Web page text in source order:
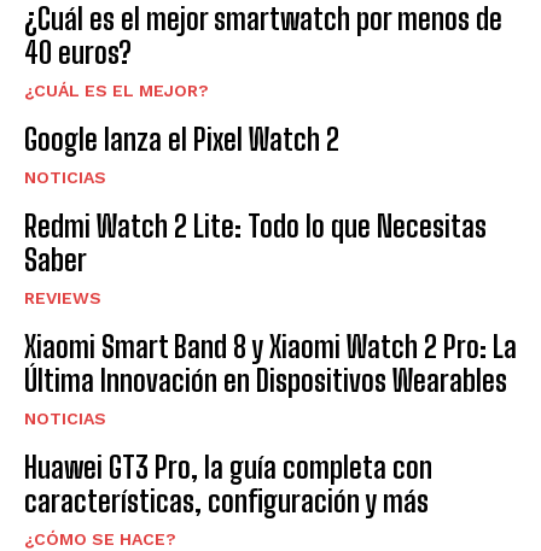
¿Cuál es el mejor smartwatch por menos de
40 euros?
¿CUÁL ES EL MEJOR?
Google lanza el Pixel Watch 2
NOTICIAS
Redmi Watch 2 Lite: Todo lo que Necesitas
Saber
REVIEWS
Xiaomi Smart Band 8 y Xiaomi Watch 2 Pro: La
Última Innovación en Dispositivos Wearables
NOTICIAS
Huawei GT3 Pro, la guía completa con
características, configuración y más
¿CÓMO SE HACE?